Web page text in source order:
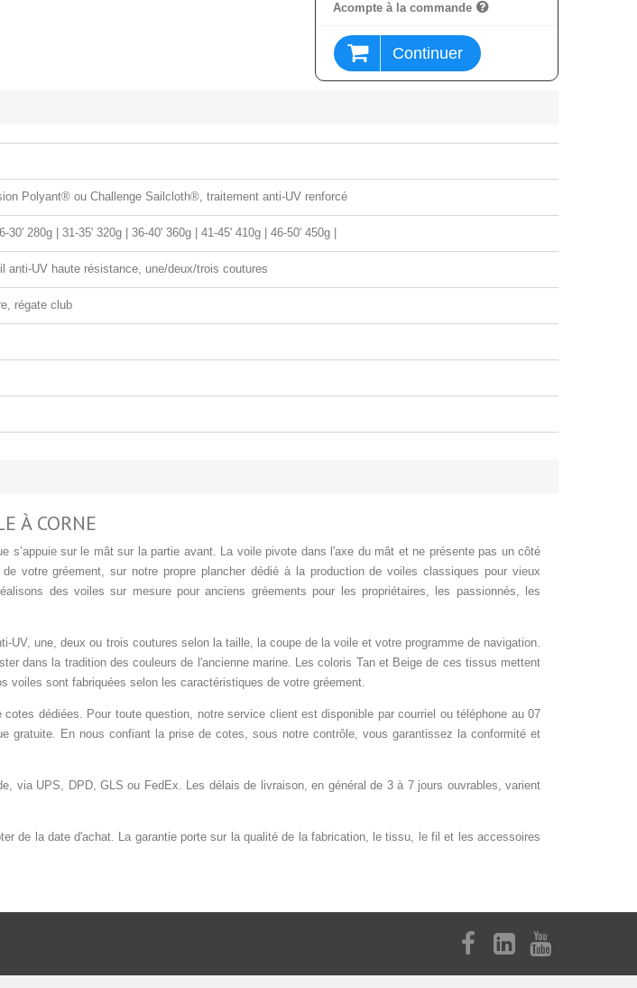
Acompte à la commande
Continuer
Polyant® ou Challenge Sailcloth®, traitement anti-UV renforcé
280g | 31-35' 320g | 36-40' 360g | 41-45' 410g | 46-50' 450g |
anti-UV haute résistance, une/deux/trois coutures
régate club
À CORNE
sur le mât sur la partie avant. La voile pivote dans l'axe du mât et ne présente pas un côté
votre gréement, sur notre propre plancher dédié à la production de voiles classiques pour vieux
des voiles sur mesure pouranciens gréements pour les propriétaires, les passionnés, les
une, deux ou trois coutures selon la taille, la coupe de la voile et votre programme de navigation.
dans la tradition des couleurs de l'ancienne marine. Les coloris Tan et Beige de ces tissus mettent
voiles sont fabriquées selon les caractéristiques de votre gréement.
cotes dédiées. Pour toute question, notre service client est disponible par courriel ou téléphone au 07
gratuite. En nous confiant la prise de cotes, sous notre contrôle, vous garantissez la conformité et
via UPS, DPD, GLS ou FedEx. Les délais de livraison, en général de 3 à 7 jours ouvrables, varient
de la date d'achat. La garantie porte sur la qualité de la fabrication, le tissu, le fil et les accessoires